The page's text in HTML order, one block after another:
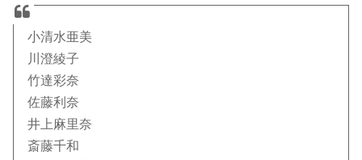
小清水亜美
川澄綾子
竹達彩奈
佐藤利奈
井上麻里奈
斎藤千和